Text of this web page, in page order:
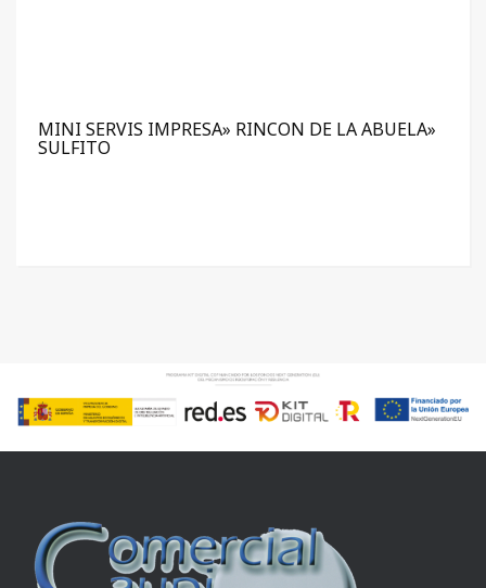
MINI SERVIS IMPRESA» RINCON DE LA ABUELA»
SULFITO